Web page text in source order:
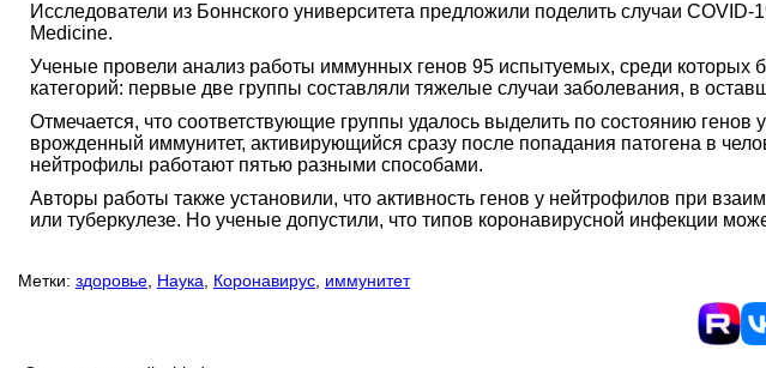
Исследователи из Боннского университета предложили поделить случаи
Medicine.
Ученые провели анализ работы иммунных генов 95 испытуемых, среди
категорий: первые две группы составляли тяжелые случаи заболевания, в
Отмечается, что соответствующие группы удалось выделить по состоянию
врожденный иммунитет, активирующийся сразу после попадания патогена в
нейтрофилы работают пятью разными способами.
Авторы работы также установили, что активность генов у нейтрофилов при
или туберкулезе. Но ученые допустили, что типов коронавирусной инфекции
Метки: здоровье Наука Коронавирус иммунитет